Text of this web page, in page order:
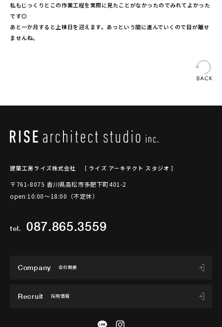
私もじっくりとこの作業工程を実際に見たことがなかったのでみれてよかった
です◎
あと一か月すると上棟日を迎えます。あっという間に進んでいくので目が離せ
ませんね。
建築工房ライズ株式会社 ［ ライズ アーキテクト スタジオ ］
〒761-8075 香川県高松市多肥下町401-2
open:10:00～18:00（不定休）
tel. 087.865.3559
Company 会社概要
Recruit 採用情報